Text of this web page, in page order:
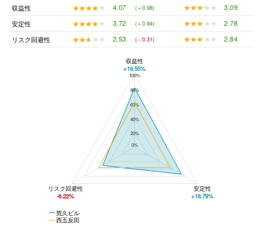
収益性
★★★★★
★★★★★ 4.07 (＋0.98) ★★★★★
★★★★★
3.09
安定性
★★★★★
★★★★★ 3.72 (＋0.94) ★★★★★
★★★★★
2.78
リスク回避性
★★★★★
★★★★★ 2.53 (－0.31) ★★★★★
★★★★★ 2.84
荒久ビルと西五反田の平均値の総合評価の比較
100%
80%
60%
40%
20%
0%
荒久ビル
西五反田
収益性
+19.55%
リスク回避性
-6.22%
安定性
+18.79%